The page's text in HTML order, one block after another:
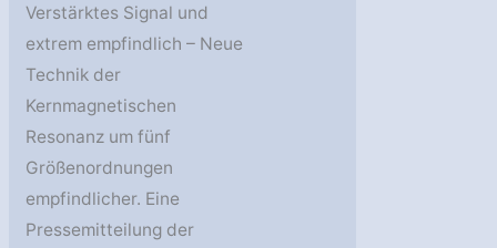
Verstärktes Signal und
extrem empfindlich – Neue
Technik der
Kernmagnetischen
Resonanz um fünf
Größenordnungen
empfindlicher. Eine
Pressemitteilung der